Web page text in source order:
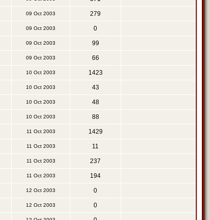
09 Oct 2003 279
09 Oct 2003 0
09 Oct 2003 99
09 Oct 2003 66
10 Oct 2003 1423
10 Oct 2003 43
10 Oct 2003 48
10 Oct 2003 88
11 Oct 2003 1429
11 Oct 2003 11
11 Oct 2003 237
11 Oct 2003 194
12 Oct 2003 0
12 Oct 2003 0